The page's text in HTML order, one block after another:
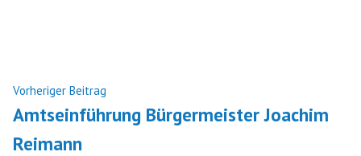
Beitragsnavigation
Vorheriger Beitrag
Beitrag:
Amtseinführung Bürgermeister Joachim
Reimann